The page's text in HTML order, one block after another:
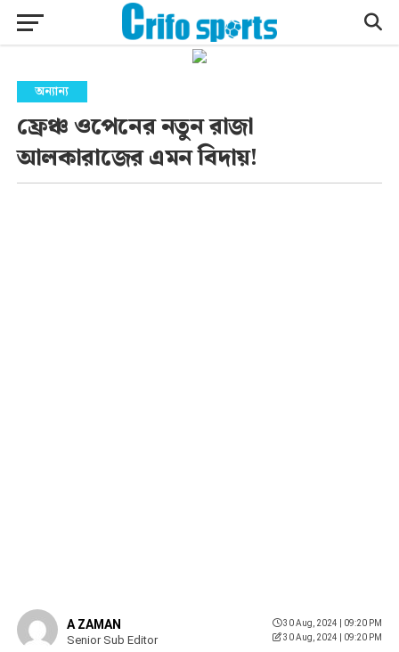
অন্যান্য
ফ্রেঞ্চ ওপেনের নতুন রাজা
আলকারাজের এমন বিদায়!
A ZAMAN
Senior Sub Editor
30 Aug, 2024 | 09:20 PM
30 Aug, 2024 | 09:20 PM